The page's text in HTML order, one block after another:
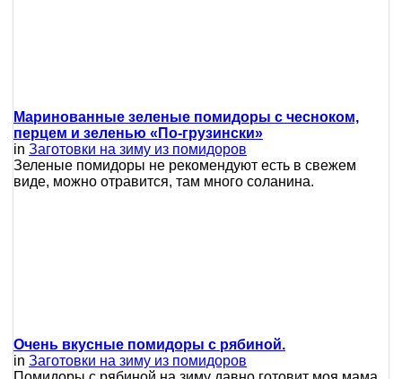
Маринованные зеленые помидоры с чесноком,
перцем и зеленью «По-грузински»
in Заготовки на зиму из помидоров
Зеленые помидоры не рекомендуют есть в свежем
виде, можно отравится, там много соланина.
Очень вкусные помидоры с рябиной.
in Заготовки на зиму из помидоров